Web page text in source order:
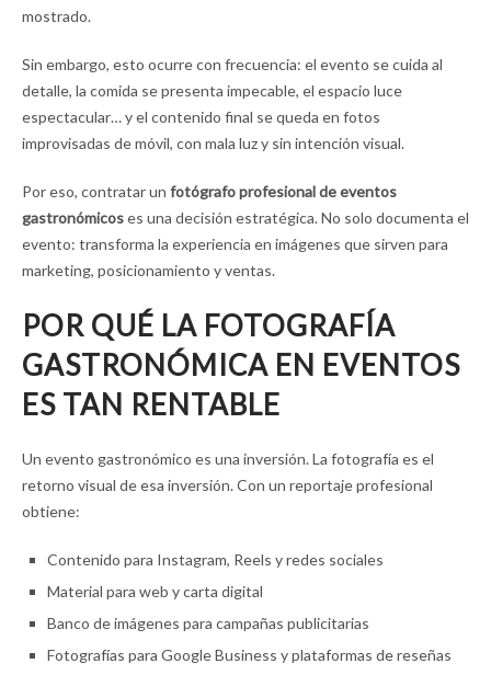
mostrado.
Sin embargo, esto ocurre con frecuencia: el evento se cuida al
detalle, la comida se presenta impecable, el espacio luce
espectacular… y el contenido final se queda en fotos
improvisadas de móvil, con mala luz y sin intención visual.
Por eso, contratar un fotógrafo profesional de eventos
gastronómicoses una decisión estratégica. No solo documenta el
evento: transforma la experiencia en imágenes que sirven para
marketing, posicionamiento y ventas.
POR QUÉ LA FOTOGRAFÍA
GASTRONÓMICA EN EVENTOS
ES TAN RENTABLE
Un evento gastronómico es una inversión. La fotografía es el
retorno visual de esa inversión. Con un reportaje profesional
obtiene:
Contenido para Instagram, Reels y redes sociales
Material para web y carta digital
Banco de imágenes para campañas publicitarias
Fotografías para Google Business y plataformas de reseñas